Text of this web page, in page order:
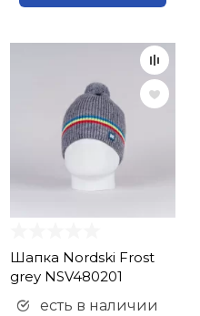
Шапка Nordski Frost
grey NSV480201
есть в наличии